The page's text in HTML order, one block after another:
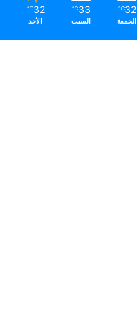
32
℃
الجمعة
33
℃
السبت
32
℃
الأحد